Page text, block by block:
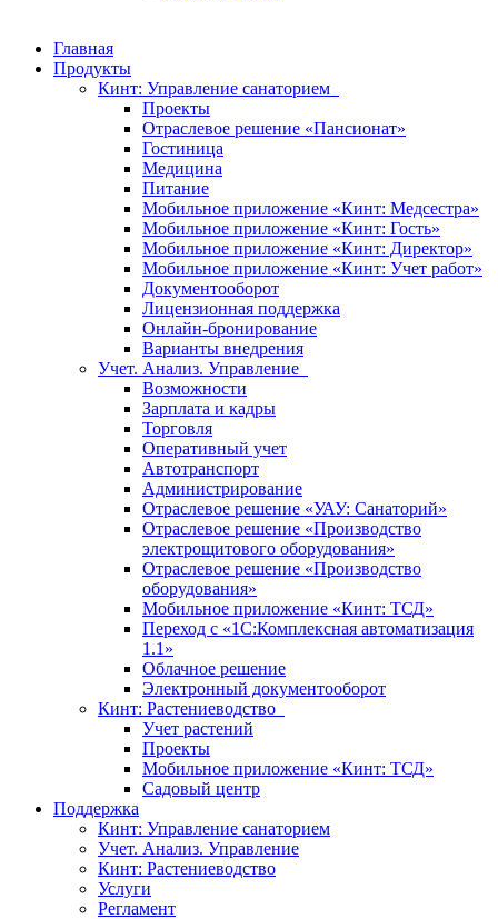
Главная
Продукты
Кинт: Управление санаторием
Проекты
Отраслевое решение «Пансионат»
Гостиница
Медицина
Питание
Мобильное приложение «Кинт: Медсестра»
Мобильное приложение «Кинт: Гость»
Мобильное приложение «Кинт: Директор»
Мобильное приложение «Кинт: Учет работ»
Документооборот
Лицензионная поддержка
Онлайн-бронирование
Варианты внедрения
Учет. Анализ. Управление
Возможности
Зарплата и кадры
Торговля
Оперативный учет
Автотранспорт
Администрирование
Отраслевое решение «УАУ: Санаторий»
Отраслевое решение «Производство
электрощитового оборудования»
Отраслевое решение «Производство
оборудования»
Мобильное приложение «Кинт: ТСД»
Переход с «1С:Комплексная автоматизация
1.1»
Облачное решение
Электронный документооборот
Кинт: Растениеводство
Учет растений
Проекты
Мобильное приложение «Кинт: ТСД»
Садовый центр
Поддержка
Кинт: Управление санаторием
Учет. Анализ. Управление
Кинт: Растениеводство
Услуги
Регламент